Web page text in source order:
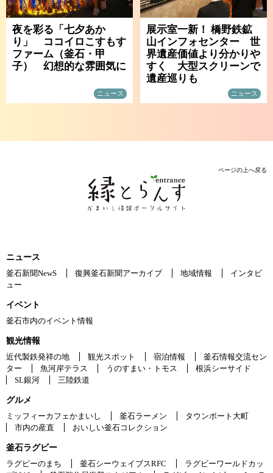
夜を彩る「七夕あか
り」 ココイロこすもす
ファーム（釜石・甲
子） 幻想的な雰囲気に
ニュース
展示室一新！ 橋野鉄鉱
山インフォセンター 世
界遺産価値より分かりや
すく 大型スクリーンで
遺産巡りも
ニュース
ページの上へ戻る
ニュース
釜石新聞NewS
復興釜石新聞アーカイブ 地域情報
インタビ
ュー
イベント
釜石市内のイベント情報
観光情報
近代製鉄発祥の地
観光スポット 宿泊情報
釜石情報交流セン
ター
魚河岸テラス うのすまい・トモス
根浜シーサイド
SL銀河
三陸鉄道
グルメ
ミッフィーカフェかまいし
釜石ラーメン
タウンポート大町
市内の産直
おいしい釜石コレクション
釜石ラグビー
ラグビーのまち
釜石シーウェイブスRFC
ラグビーワールドカッ